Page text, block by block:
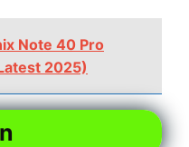
Note 40 Pro
2025)